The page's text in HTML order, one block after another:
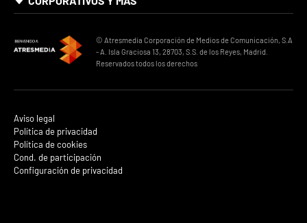
© Atresmedia Corporación de Medios de Comunicación, S.A
- A. Isla Graciosa 13, 28703, S.S. de los Reyes, Madrid.
Reservados todos los derechos
Aviso legal
Política de privacidad
Política de cookies
Cond. de participación
Configuración de privacidad